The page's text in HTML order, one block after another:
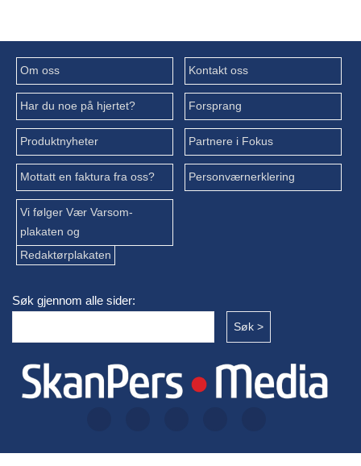
Om oss Kontakt oss
Har du noe på hjertet? Forsprang
Produktnyheter Partnere i Fokus
Mottatt en faktura fra oss? Personværnerklering
Vi følger Vær Varsom-
plakaten og
Redaktørplakaten
Søk gjennom alle sider: